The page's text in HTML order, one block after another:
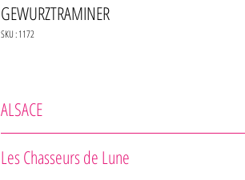
GEWURZTRAMINER
SKU : 1172
ALSACE
Les Chasseurs de Lune